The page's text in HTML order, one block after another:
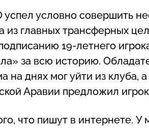
условно совершить
главных трансферных
19-летнего
за всю историю.
днях мог уйти из клуба,
Аравии предложил
что пишут в интернете.